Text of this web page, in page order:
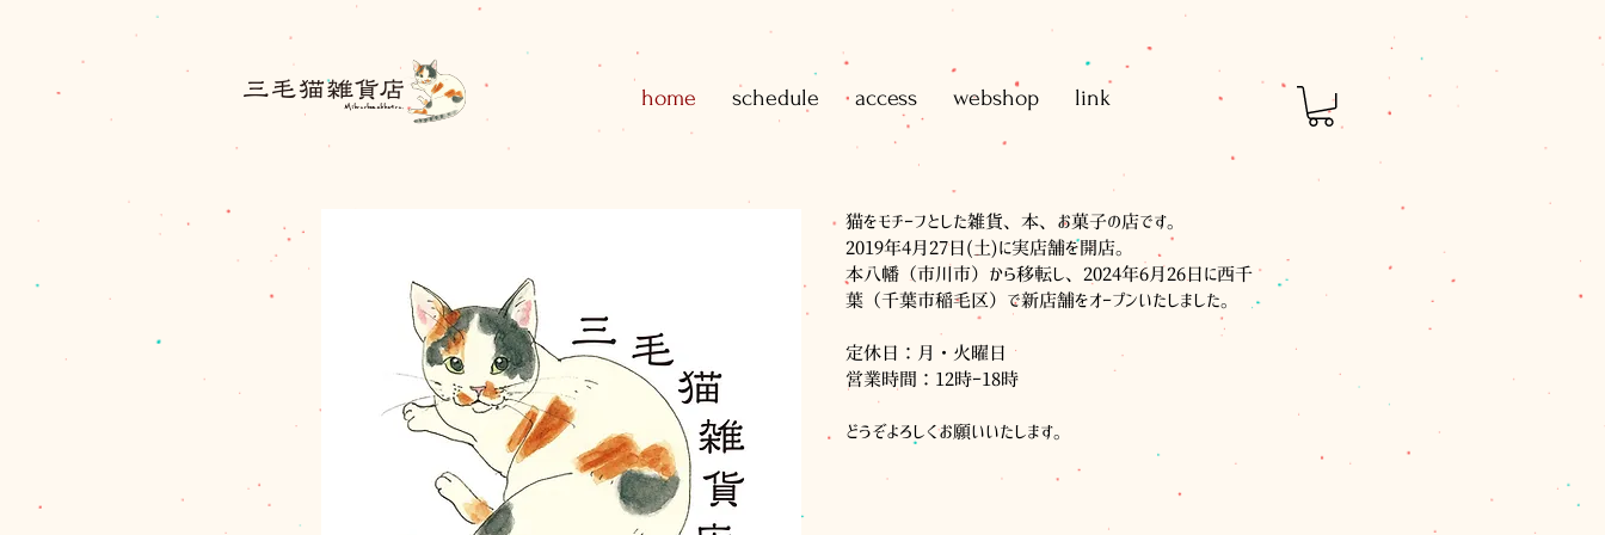
三毛猫雑貨店
home schedule access webshop link
猫をモチーフとした雑貨、本、お菓子の店です。
2019年4月27日(土)に実店舗を開店。
本八幡（市川市）から移転し、2024年6月26日に西千
葉（千葉市稲毛区）で新店舗をオープンいたしました。
定休日：月・火曜日
営業時間：12時ー18時
どうぞよろしくお願いいたします。